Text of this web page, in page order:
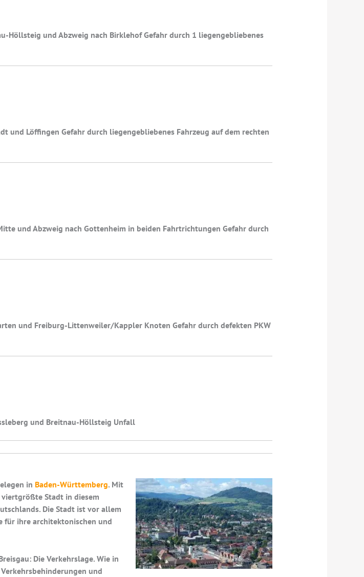
Höllsteig und Abzweig nach Birklehof Gefahr durch 1 liegengebliebenes
und Löffingen Gefahr durch liegengebliebenes Fahrzeug auf dem rechten
und Abzweig nach Gottenheim in beiden Fahrtrichtungen Gefahr durch
und Freiburg-Littenweiler/Kappler Knoten Gefahr durch defekten PKW
und Breitnau-Höllsteig Unfall
in Baden-Württemberg. Mit
Stadt in diesem
Die Stadt ist vor allem
für ihre architektonischen und
Die Verkehrslage. Wie in
und